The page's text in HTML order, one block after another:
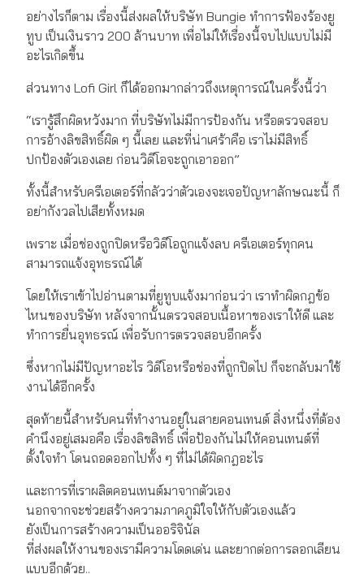
อย่างไรก็ตาม เรื่องนี้ส่งผลให้บริษัท Bungie ทำการฟ้องร้องยู
ทูบ เป็นเงินราว 200 ล้านบาท เพื่อไม่ให้เรื่องนี้จบไปแบบไม่มี
อะไรเกิดขึ้น
ส่วนทาง Lofi Girl ก็ได้ออกมากล่าวถึงเหตุการณ์ในครั้งนี้ว่า
“เรารู้สึกผิดหวังมาก ที่บริษัทไม่มีการป้องกัน หรือตรวจสอบ
การอ้างลิขสิทธิ์ผิด ๆ นี้เลย และที่น่าเศร้าคือ เราไม่มีสิทธิ์
ปกป้องตัวเองเลย ก่อนวิดีโอจะถูกเอาออก”
ทั้งนี้สำหรับครีเอเตอร์ที่กลัวว่าตัวเองจะเจอปัญหาลักษณะนี้ ก็
อย่ากังวลไปเสียทั้งหมด
เพราะ เมื่อช่องถูกปิดหรือวิดีโอถูกแจ้งลบ ครีเอเตอร์ทุกคน
สามารถแจ้งอุทธรณ์ได้
โดยให้เราเข้าไปอ่านตามที่ยูทูบแจ้งมาก่อนว่า เราทำผิดกฎข้อ
ไหนของบริษัท หลังจากนั้นตรวจสอบเนื้อหาของเราให้ดี และ
ทำการ​​ยื่นอุทธรณ์ เพื่อรับการตรวจสอบอีกครั้ง
ซึ่งหากไม่มีปัญหาอะไร วิดีโอหรือช่องที่ถูกปิดไป ก็จะกลับมาใช้
งานได้อีกครั้ง
สุดท้ายนี้สำหรับคนที่ทำงานอยู่ในสายคอนเทนต์ สิ่งหนึ่งที่ต้อง
คำนึงอยู่เสมอคือ เรื่องลิขสิทธิ์ เพื่อป้องกันไม่ให้คอนเทนต์ที่
ตั้งใจทำ โดนถอดออกไปทั้ง ๆ ที่ไม่ได้ผิดกฎอะไร
และการที่เราผลิตคอนเทนต์มาจากตัวเอง
นอกจากจะช่วยสร้างความภาคภูมิใจให้กับตัวเองแล้ว
ยังเป็นการสร้างความเป็นออริจินัล
ที่ส่งผลให้งานของเรามีความโดดเด่น และยากต่อการลอกเลียน
แบบอีกด้วย..